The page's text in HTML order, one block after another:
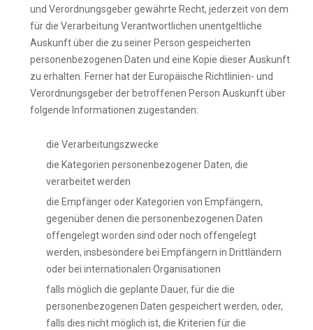
und Verordnungsgeber gewährte Recht, jederzeit von dem
für die Verarbeitung Verantwortlichen unentgeltliche
Auskunft über die zu seiner Person gespeicherten
personenbezogenen Daten und eine Kopie dieser Auskunft
zu erhalten. Ferner hat der Europäische Richtlinien- und
Verordnungsgeber der betroffenen Person Auskunft über
folgende Informationen zugestanden:
die Verarbeitungszwecke
die Kategorien personenbezogener Daten, die
verarbeitet werden
die Empfänger oder Kategorien von Empfängern,
gegenüber denen die personenbezogenen Daten
offengelegt worden sind oder noch offengelegt
werden, insbesondere bei Empfängern in Drittländern
oder bei internationalen Organisationen
falls möglich die geplante Dauer, für die die
personenbezogenen Daten gespeichert werden, oder,
falls dies nicht möglich ist, die Kriterien für die